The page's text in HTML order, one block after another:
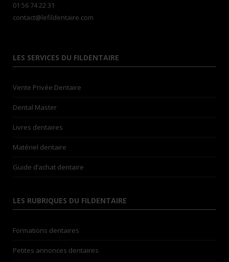
01 56 74 22 31
contact@lefildentaire.com
LES SERVICES DU FILDENTAIRE
Vente Privée Dentaire
Dental Master
Livres dentaires
Matériel dentaire
Guide d’achat dentaire
LES RUBRIQUES DU FILDENTAIRE
Formations dentaires
Petites annonces dentaires